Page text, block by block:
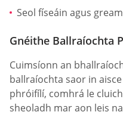
Seol físeáin agus
Gnéithe Ballraíochta
Cuimsíonn an
ballraíochta saor in
phróifílí, comhrá le
sheoladh mar aon leis